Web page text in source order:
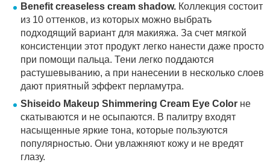
Benefit creaseless cream shadow. Коллекция состоит
из 10 оттенков, из которых можно выбрать
подходящий вариант для макияжа. За счет мягкой
консистенции этот продукт легко нанести даже просто
при помощи пальца. Тени легко поддаются
растушевыванию, а при нанесении в несколько слоев
дают приятный эффект перламутра.
Shiseido Makeup Shimmering Cream Eye Color не
скатываются и не осыпаются. В палитру входят
насыщенные яркие тона, которые пользуются
популярностью. Они увлажняют кожу и не вредят
глазу.